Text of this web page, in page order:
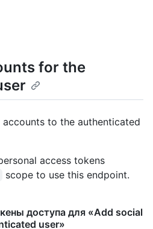
for the
to the authenticated
access tokens
scope to use this endpoint.
доступа для «Add social
user»